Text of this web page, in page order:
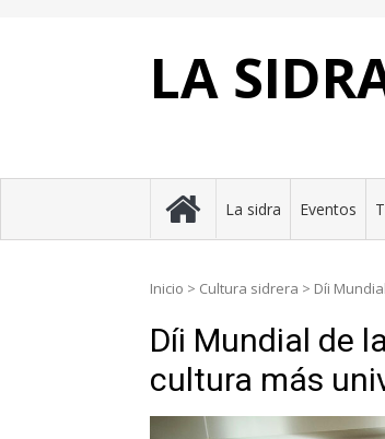
LA
La sidra Eventos
Inicio > Cultura sidrera > Díi
Díi Mundial de
cultura más